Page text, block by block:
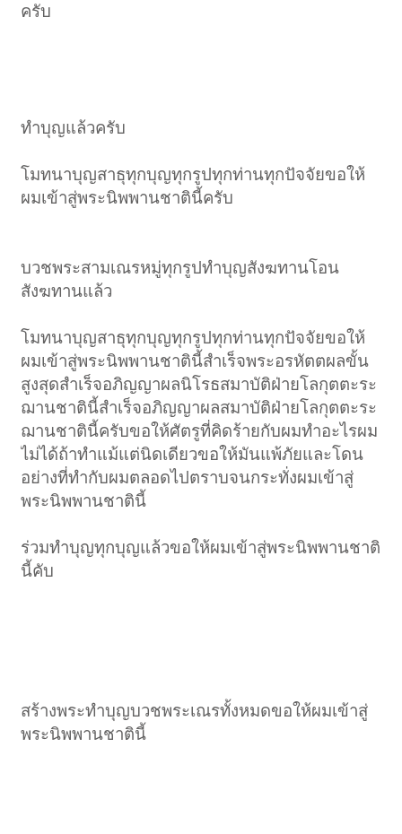
ครับ
ทำบุญแล้วครับ
โมทนาบุญสาธุทุกบุญทุกรูปทุกท่านทุกปัจจัยขอให้
ผมเข้าสู่พระนิพพานชาตินี้ครับ
บวชพระสามเณรหมู่ทุกรูปทำบุญสังฆทานโอน
สังฆทานแล้ว
โมทนาบุญสาธุทุกบุญทุกรูปทุกท่านทุกปัจจัยขอให้
ผมเข้าสู่พระนิพพานชาตินี้สำเร็จพระอรหัตตผลขั้น
สูงสุดสำเร็จอภิญญาผลนิโรธสมาบัติฝ่ายโลกุตตะระ
ฌานชาตินี้สำเร็จอภิญญาผลสมาบัติฝ่ายโลกุตตะระ
ฌานชาตินี้ครับขอให้ศัตรูที่คิดร้ายกับผมทำอะไรผม
ไม่ได้ถ้าทำแม้แต่นิดเดียวขอให้มันแพ้ภัยและโดน
อย่างที่ทำกับผมตลอดไปตราบจนกระทั่งผมเข้าสู่
พระนิพพานชาตินี้
ร่วมทำบุญทุกบุญแล้วขอให้ผมเข้าสู่พระนิพพานชาติ
นี้คับ
สร้างพระทำบุญบวชพระเณรทั้งหมดขอให้ผมเข้าสู่
พระนิพพานชาตินี้